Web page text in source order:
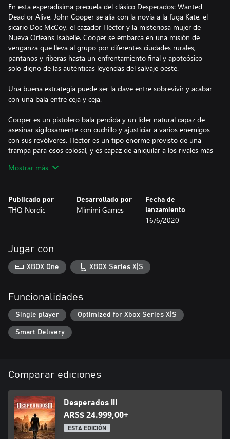
En esta esperadísima precuela del clásico Desperados: Wanted
Dead or Alive, John Cooper se alía con la novia a la fuga Kate, el
sicario Doc McCoy, el cazador Héctor y la misteriosa mujer de
Nueva Orleans Isabelle. Cooper se embarca en una misión de
venganza que lleva al grupo por diferentes ciudades rurales,
pantanos y riberas hasta un enfrentamiento final y apoteósico
solo digno de las auténticas leyendas del salvaje oeste.
Una buena estrategia puede ser la clave entre sobrevivir y acabar
con una bala entre ceja y ceja.
Cooper es un pistolero bala perdida y un líder natural capaz de
asesinar sigilosamente con cuchillo y ajusticiar a varios enemigos
con sus revólveres. Héctor es un tipo enorme provisto de una
trampa para osos colosal, y es capaz de aniquilar a los rivales más
cazarrecompensas de sangre fría muy metódico que utiliza
hombre con el vestido adecuado, y asesina con discreción
utilizando su pistola oculta. Por último, está la misteriosa mujer
Combina las habilidades especiales de tu equipo para superar los
complicados desafíos a tu manera.
Mostrar más
Publicado por
THQ Nordic
Desarrollado por
Mimimi Games
Fecha de
lanzamiento
16/6/2020
Jugar con
XBOX One XBOX Series X|S
Funcionalidades
Single player Optimized for Xbox Series X|S
Smart Delivery
Comparar ediciones
Desperados III
ARS$ 24.999,00+
ESTA EDICIÓN